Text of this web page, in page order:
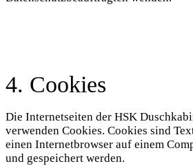
4. Cookies
Die Internetseiten der HSK
verwenden Cookies. Cookies sind
einen Internetbrowser auf einem
und gespeichert werden.